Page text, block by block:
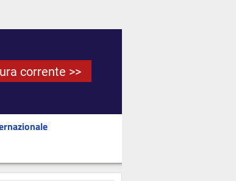
corrente >>